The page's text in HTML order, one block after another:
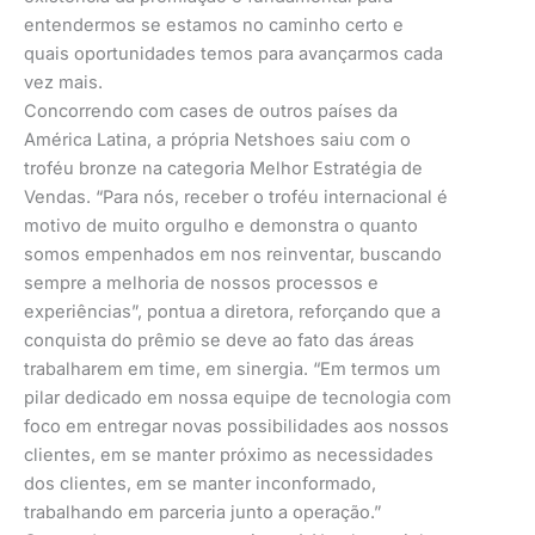
entendermos se estamos no caminho certo e
quais oportunidades temos para avançarmos cada
vez mais.
Concorrendo com cases de outros países da
América Latina, a própria Netshoes saiu com o
troféu bronze na categoria Melhor Estratégia de
Vendas. “Para nós, receber o troféu internacional é
motivo de muito orgulho e demonstra o quanto
somos empenhados em nos reinventar, buscando
sempre a melhoria de nossos processos e
experiências”, pontua a diretora, reforçando que a
conquista do prêmio se deve ao fato das áreas
trabalharem em time, em sinergia. “Em termos um
pilar dedicado em nossa equipe de tecnologia com
foco em entregar novas possibilidades aos nossos
clientes, em se manter próximo as necessidades
dos clientes, em se manter inconformado,
trabalhando em parceria junto a operação.”